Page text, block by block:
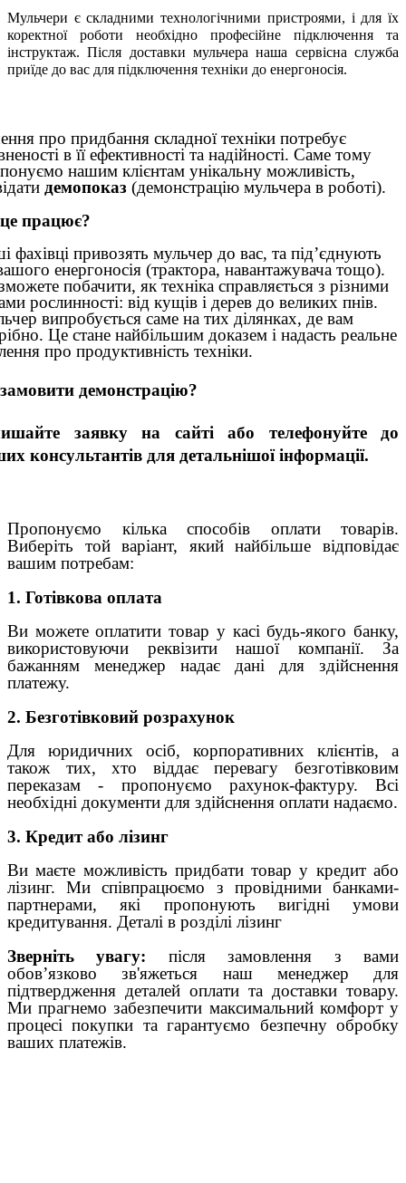
Мульчери є складними технологічними пристроями, і для їх
коректної роботи необхідно професійне підключення та
інструктаж. Після доставки мульчера наша сервісна служба
приїде до вас для підключення техніки до енергоносія.
про придбання складної техніки потребує
в її ефективності та надійності. Саме тому
нашим клієнтам унікальну можливість,
демопоказ (демонстрацію мульчера в роботі).
працює?
фахівці привозять мульчер до вас, та під’єднують
енергоносія (трактора, навантажувача тощо).
побачити, як техніка справляється з різними
рослинності: від кущів і дерев до великих пнів.
випробується саме на тих ділянках, де вам
Це стане найбільшим доказем і надасть реальне
про продуктивність техніки.
демонстрацію?
заявку на сайті або телефонуйте до
консультантів для детальнішої інформації.
Пропонуємо кілька способів оплати товарів.
Виберіть той варіант, який найбільше відповідає
вашим потребам:
1. Готівкова оплата
Ви можете оплатити товар у касі будь-якого банку,
використовуючи реквізити нашої компанії. За
бажанням менеджер надає дані для здійснення
платежу.
2. Безготівковий розрахунок
Для юридичних осіб, корпоративних клієнтів, а
також тих, хто віддає перевагу безготівковим
переказам - пропонуємо рахунок-фактуру. Всі
необхідні документи для здійснення оплати надаємо.
3. Кредит або лізинг
Ви маєте можливість придбати товар у кредит або
лізинг. Ми співпрацюємо з провідними банками-
партнерами, які пропонують вигідні умови
кредитування. Деталі в розділі лізинг
Зверніть увагу: після замовлення з вами
обов’язково зв'яжеться наш менеджер для
підтвердження деталей оплати та доставки товару.
Ми прагнемо забезпечити максимальний комфорт у
процесі покупки та гарантуємо безпечну обробку
ваших платежів.